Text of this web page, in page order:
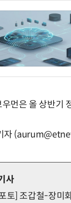
먼은 올 상반기
자
사
토] 조갑철-장미